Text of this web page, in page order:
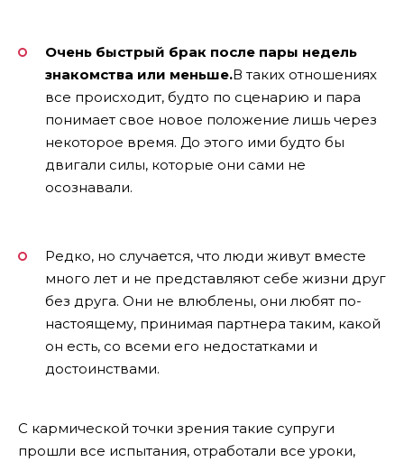
Очень быстрый брак после пары недель
знакомства или меньше.В таких отношениях
все происходит, будто по сценарию и пара
понимает свое новое положение лишь через
некоторое время. До этого ими будто бы
двигали силы, которые они сами не
осознавали.
Редко, но случается, что люди живут вместе
много лет и не представляют себе жизни друг
без друга. Они не влюблены, они любят по-
настоящему, принимая партнера таким, какой
он есть, со всеми его недостатками и
достоинствами.
С кармической точки зрения такие супруги
прошли все испытания, отработали все уроки,